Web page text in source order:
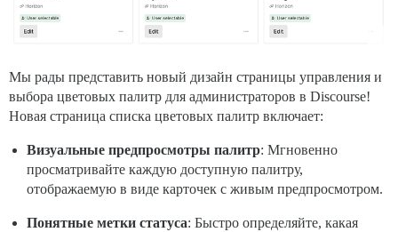
Мы рады представить новый дизайн страницы управления и
выбора цветовых палитр для администраторов в Discourse!
Новая страница списка цветовых палитр включает:
Визуальные предпросмотры палитр: Мгновенно
просматривайте каждую доступную палитру,
отображаемую в виде карточек с живым предпросмотром.
Понятные метки статуса: Быстро определяйте, какая